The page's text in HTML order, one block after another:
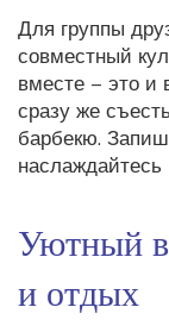
Для группы
совместный
вместе – это и
сразу же
барбекю.
наслаждайтесь
Уютный
и отдых